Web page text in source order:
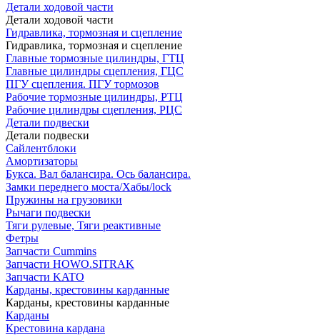
Детали ходовой части
Детали ходовой части
Гидравлика, тормозная и сцепление
Гидравлика, тормозная и сцепление
Главные тормозные цилиндры, ГТЦ
Главные цилиндры сцепления, ГЦС
ПГУ сцепления. ПГУ тормозов
Рабочие тормозные цилиндры, РТЦ
Рабочие цилиндры сцепления, РЦС
Детали подвески
Детали подвески
Cайлентблоки
Амортизаторы
Букса. Вал балансира. Ось балансира.
Замки переднего моста/Хабы/lock
Пружины на грузовики
Рычаги подвески
Тяги рулевые, Тяги реактивные
Фетры
Запчасти Cummins
Запчасти HOWO.SITRAK
Запчасти KATO
Карданы, крестовины карданные
Карданы, крестовины карданные
Карданы
Крестовина кардана